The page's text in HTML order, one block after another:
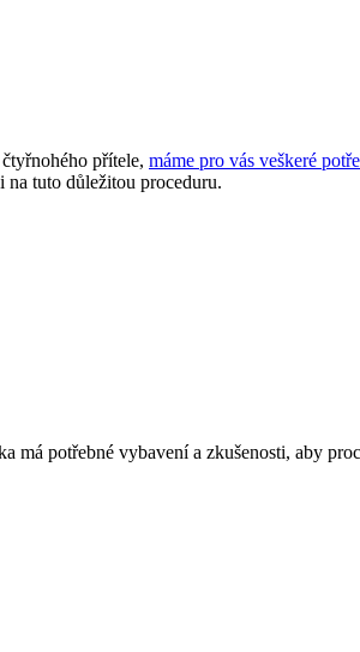
přítele, máme pro vás veškeré
na tuto důležitou proceduru.
potřebné vybavení a zkušenosti, aby